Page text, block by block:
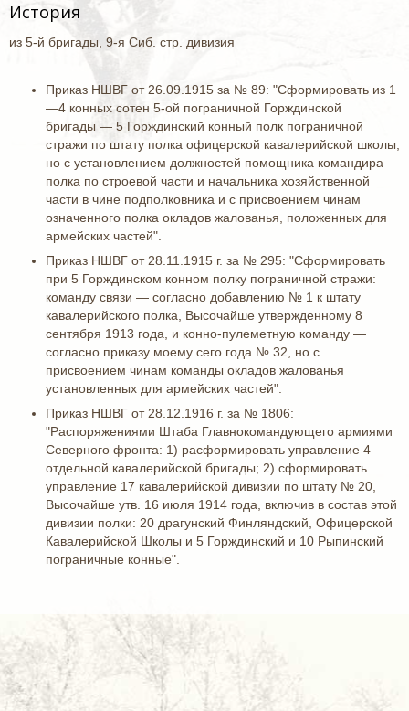
История
из 5-й бригады, 9-я Сиб. стр. дивизия
Приказ НШВГ от 26.09.1915 за № 89: "Сформировать из 1
—4 конных сотен 5-ой пограничной Горждинской
бригады — 5 Горждинский конный полк пограничной
стражи по штату полка офицерской кавалерийской школы,
но с установлением должностей помощника командира
полка по строевой части и начальника хозяйственной
части в чине подполковника и с присвоением чинам
означенного полка окладов жалованья, положенных для
армейских частей".
Приказ НШВГ от 28.11.1915 г. за № 295: "Сформировать
при 5 Горждинском конном полку пограничной стражи:
команду связи — согласно добавлению № 1 к штату
кавалерийского полка, Высочайше утвержденному 8
сентября 1913 года, и конно-пулеметную команду —
согласно приказу моему сего года № 32, но с
присвоением чинам команды окладов жалованья
установленных для армейских частей".
Приказ НШВГ от 28.12.1916 г. за № 1806:
"Распоряжениями Штаба Главнокомандующего армиями
Северного фронта: 1) расформировать управление 4
отдельной кавалерийской бригады; 2) сформировать
управление 17 кавалерийской дивизии по штату № 20,
Высочайше утв. 16 июля 1914 года, включив в состав этой
дивизии полки: 20 драгунский Финляндский, Офицерской
Кавалерийской Школы и 5 Горждинский и 10 Рыпинский
пограничные конные".